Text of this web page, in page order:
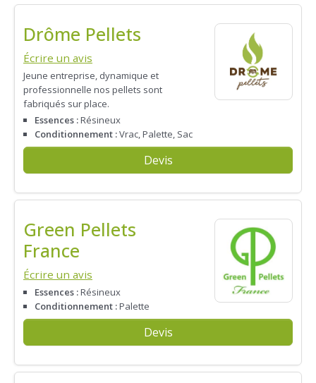
Drôme Pellets
Écrire un avis
Jeune entreprise, dynamique et
professionnelle nos pellets sont
fabriqués sur place.
Essences :Résineux
Conditionnement :Vrac, Palette, Sac
Devis
Green Pellets
France
Écrire un avis
Essences :Résineux
Conditionnement :Palette
Devis